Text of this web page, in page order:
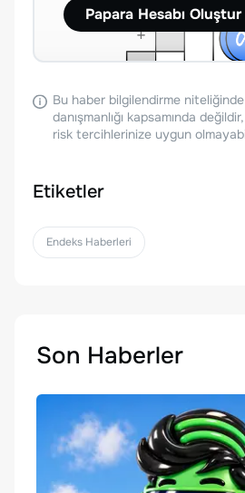
Papara Hesabı Oluştur
Bu haber bilgilendirme niteliğinde
danışmanlığı kapsamında
risk tercihlerinize uygun
Etiketler
Endeks Haberleri
Son Haberler